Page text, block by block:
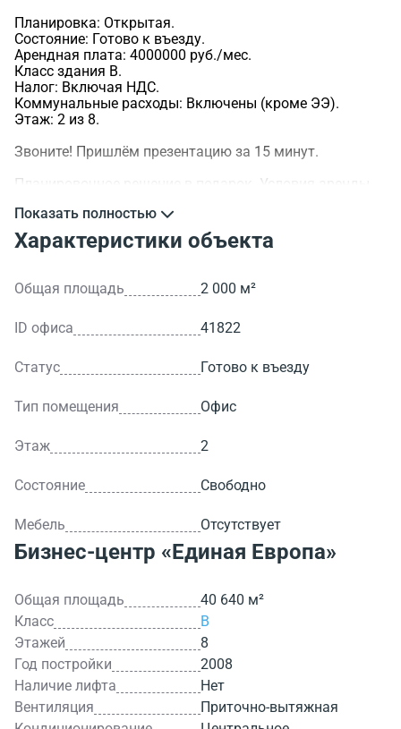
Планировка: Открытая.
Состояние: Готово к въезду.
Арендная плата: 4000000 руб./мес.
Класс здания B.
Налог: Включая НДС.
Коммунальные расходы: Включены (кроме ЭЭ).
Этаж: 2 из 8.
Звоните! Пришлём презентацию за 15 минут.
Планировочное решение в подарок. Условия аренды
>ID объекта - 41822.
Показать полностью
Характеристики объекта
Общая площадь 2 000 м²
ID офиса 41822
Статус Готово к въезду
Тип помещения Офис
Этаж 2
Состояние Свободно
Мебель Отсутствует
Бизнес-центр «Единая Европа»
Общая площадь
40 640 м²
Класс
B
Этажей
8
Год постройки
2008
Наличие лифта
Нет
Вентиляция
Приточно-вытяжная